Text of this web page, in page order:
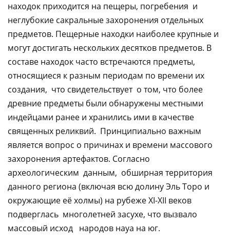
находок приходится на пещеры, погребения и
неглубокие сакральные захоронения отдельных
предметов. Пещерные находки наиболее крупные и
могут достигать нескольких десятков предметов. В
составе находок часто встречаются предметы,
относящиеся к разным периодам по времени их
создания, что свидетельствует о том, что более
древние предметы были обнаружены местными
индейцами ранее и хранились ими в качестве
священных реликвий. Принципиально важным
является вопрос о причинах и времени массового
захоронения артефактов. Согласно
археологическим данным, обширная территория
данного региона (включая всю долину Эль Торо и
окружающие её холмы) на рубеже XI-XII веков
подверглась многолетней засухе, что вызвало
массовый исход народов науа на юг.